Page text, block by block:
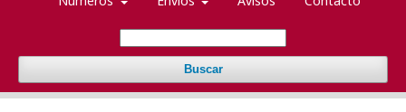
Buscar